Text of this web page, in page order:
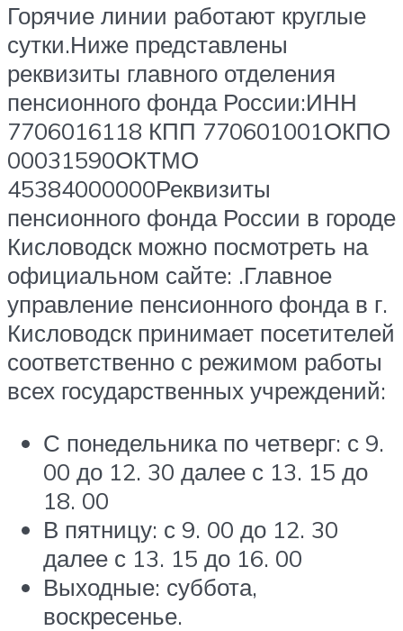
Горячие линии работают круглые
сутки.Ниже представлены
реквизиты главного отделения
пенсионного фонда России:ИНН
7706016118 КПП 770601001ОКПО
00031590ОКТМО
45384000000Реквизиты
пенсионного фонда России в городе
Кисловодск можно посмотреть на
официальном сайте: .Главное
управление пенсионного фонда в г.
Кисловодск принимает посетителей
соответственно с режимом работы
всех государственных учреждений:
С понедельника по четверг: с 9.
00 до 12. 30 далее с 13. 15 до
18. 00
В пятницу: с 9. 00 до 12. 30
далее с 13. 15 до 16. 00
Выходные: суббота,
воскресенье.